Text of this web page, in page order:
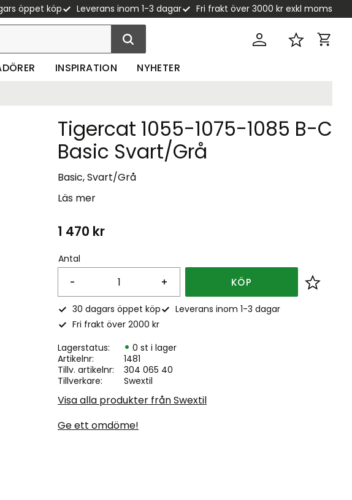
öppet köp Leverans inom 1-3 dagar Fri frakt över 3000 kr exkl moms
Favoriter
INSPIRATION NYHETER
Tigercat 1055-1075-1085 B-C
Basic Svart/Grå
Basic, Svart/Grå
Läs mer
1 470 kr
Antal
+
- KÖP Lägg
30 dagars öppet köp
Leverans inom 1-3 dagar
Fri frakt över 2000 kr
Lagerstatus
0 st i lager
Artikelnr
1481
Tillv. artikelnr
304 065 40
Tillverkare
Swextil
Visa alla produkter från Swextil
Ge ett omdöme!